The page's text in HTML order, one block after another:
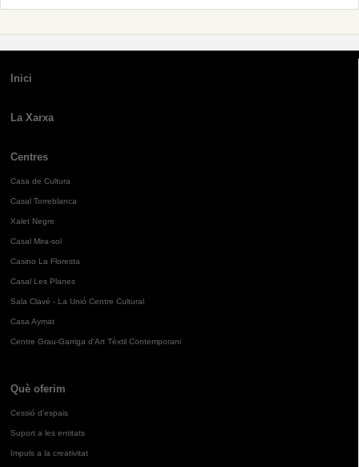
Inici
La Xarxa
Centres
Casa de Cultura
Casal Torreblanca
Xalet Negre
Casal Mira-sol
Casino La Floresta
Casal Les Planes
Sala Clavé - La Unió Centre Cultural
Casa Aymat
Centre Grau-Garriga d'Art Tèxtil Contemporani
Què oferim
Cessió d'espais
Suport a les entitats
Impuls a la creativitat